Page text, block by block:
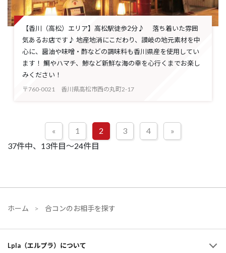
【香川（高松）エリア】高松駅徒歩2分♪ 落ち着いた雰囲
気あるお店です♪ 地産地消にこだわり、讃岐の地元素材を中
心に、醤油や味噌・酢などの調味料も香川県産を使用してい
ます！ 鯛やハマチ、鯵など新鮮な海の幸を心行くまでお楽し
みください！
〒760-0021 香川県高松市西の丸町2-17
« 1 2 3 4
»
37件中、13件目～24件目
ホーム 合コンのお相手を探す
Lpla（エルプラ）について